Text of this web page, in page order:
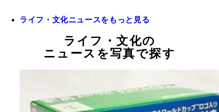
ライフ・文化ニュースをもっと見る
ライフ・文化の
ニュースを写真で探す